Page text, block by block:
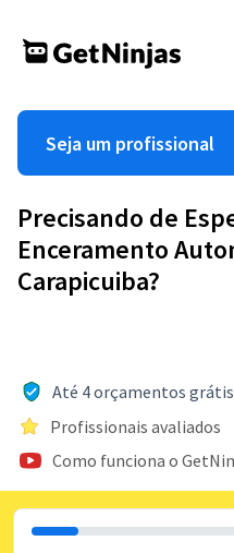
Seja um profissional
Precisando de
Enceramento
Carapicuiba?
Até 4 orçamentos
Profissionais avaliados
Como funciona o